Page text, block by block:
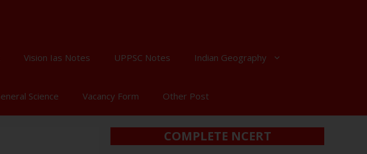
Vision Ias Notes UPPSC Notes Indian Geography
Science Vacancy Form Other Post
COMPLETE NCERT